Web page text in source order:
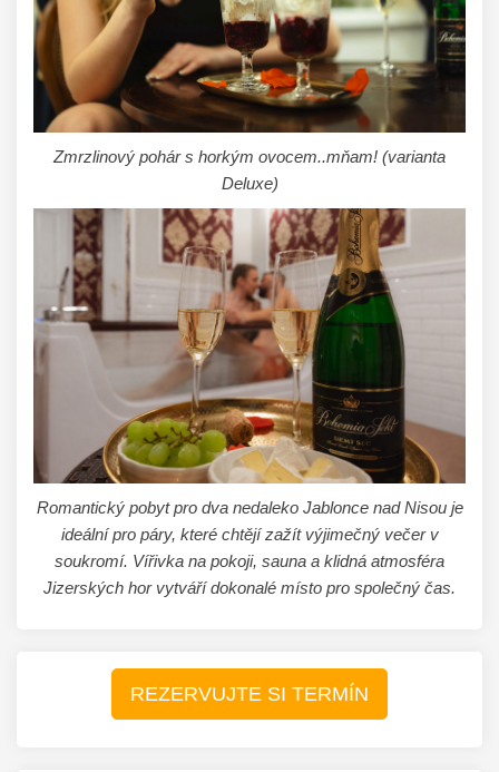
Zmrzlinový pohár s horkým ovocem..mňam! (varianta
Deluxe)
Romantický pobyt pro dva nedaleko Jablonce nad Nisou je
ideální pro páry, které chtějí zažít výjimečný večer v
soukromí. Vířivka na pokoji, sauna a klidná atmosféra
Jizerských hor vytváří dokonalé místo pro společný čas.
REZERVUJTE SI TERMÍN